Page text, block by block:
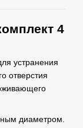
4
устранения
отверстия
диаметром.